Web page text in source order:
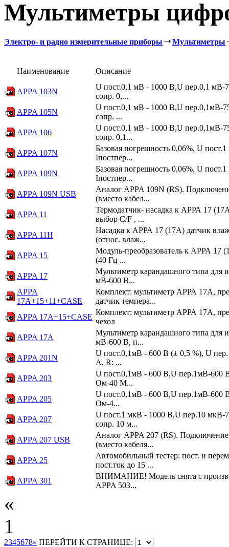
Мультиметры
Электро- и радио измерительные приборы Мультиметры
Наименование Описание
APPA 103N
U пост.0,1 мВ - 1000 В,U пер.0,1
сопр. 0,...
APPA 105N
U пост.0,1 мВ - 1000 В,U пер.0,1мВ-
сопр. ...
APPA 106
U пост.0,1 мВ - 1000 В,U пер.0,1мВ-
сопр. 0,1...
APPA 107N
Базовая погрешность 0,06%, U
Iпостпер...
APPA 109N
Базовая погрешность 0,06%, U
Iпостпер...
APPA 109N USB
Аналог APPA 109N (RS).
(вмеcто кабел...
APPA 11
Термодатчик- насадка к АРРА 17
выбор С/F , ...
APPA 11H
Насадка к АРРА 17 (17А) датчик
(относ. влаж...
APPA 15
Модуль-преобразователь к АРРА 17
(40 Гц ...
APPA 17
Мультиметр карандашного типа для
мВ-600 В...
APPA
17A+15+11+CASE
Комплект: мультиметр АРРА 17A,
датчик темпера...
APPA 17A+15+CASE
Комплект: мультиметр АРРА 17A,
чехол
APPA 17А
Мультиметр карандашного типа для
мВ-600 В, п...
APPA 201N
U пост.0,1мВ - 600 В (± 0,5 %), U
А, R: ...
APPA 203
U пост.0,1мВ - 600 В,U пер.1мВ-600
Ом-40 М...
APPA 205
U пост.0,1мВ - 600 В,U пер.1мВ-600
Ом-4...
APPA 207
U пост.1 мкВ - 1000 В,U пер.10
сопр. 10 м...
APPA 207 USB
Аналог APPA 207 (RS).
(вмеcто кабеля...
APPA 25
Автомобильный тестер: пост. и
пост.ток до 15 ...
APPA 301
ВНИМАНИЕ! Модель снята с
APPA 503...
«
1
2345678» ПЕРЕЙТИ К СТРАНИЦЕ: